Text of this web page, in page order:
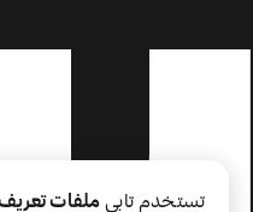
تستخدم تابي ملفات تعريف